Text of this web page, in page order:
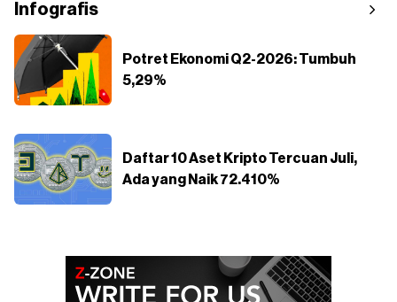
Infografis
Potret Ekonomi Q2-2026: Tumbuh
5,29%
Daftar 10 Aset Kripto Tercuan Juli,
Ada yang Naik 72.410%